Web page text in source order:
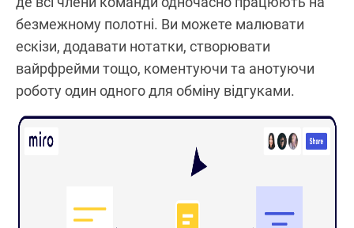
безмежному полотні. Ви можете малювати
ескізи, додавати нотатки, створювати
вайрфрейми тощо, коментуючи та анотуючи
роботу один одного для обміну відгуками.